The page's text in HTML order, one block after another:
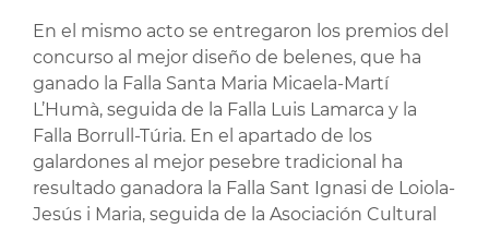
En el mismo acto se entregaron los premios del
concurso al mejor diseño de belenes, que ha
ganado la Falla Santa Maria Micaela-Martí
L’Humà, seguida de la Falla Luis Lamarca y la
Falla Borrull-Túria. En el apartado de los
galardones al mejor pesebre tradicional ha
resultado ganadora la Falla Sant Ignasi de Loiola-
Jesús i Maria, seguida de la Asociación Cultural